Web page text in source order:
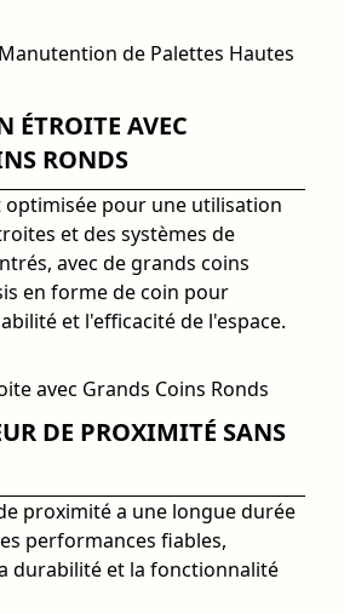
ÉTROITE AVEC
RONDS
optimisée pour une utilisation
et des systèmes de
avec de grands coins
en forme de coin pour
et l'efficacité de l'espace.
DE PROXIMITÉ SANS
proximité a une longue durée
performances fiables,
durabilité et la fonctionnalité